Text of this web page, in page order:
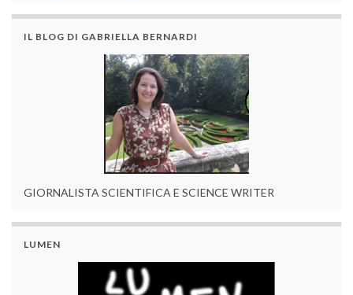
IL BLOG DI GABRIELLA BERNARDI
GIORNALISTA SCIENTIFICA E SCIENCE WRITER
LUMEN